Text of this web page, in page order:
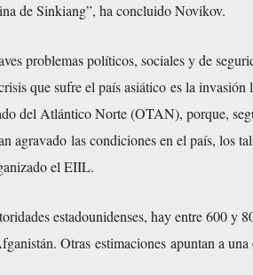
de Sinkiang”, ha concluido Novikov.
problemas políticos, sociales y de
que sufre el país asiático es la
del Atlántico Norte (OTAN), porque,
agravado las condiciones en el país, los
el EIIL.
estadounidenses, hay entre 600 y
Otras estimaciones apuntan a